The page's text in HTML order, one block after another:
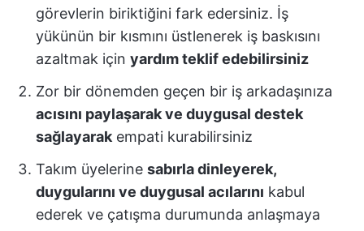
görevlerin biriktiğini fark edersiniz. İş
yükünün bir kısmını üstlenerek iş baskısını
azaltmak için yardım teklif edebilirsiniz
Zor bir dönemden geçen bir iş arkadaşınıza
acısını paylaşarak ve duygusal destek
sağlayarak empati kurabilirsiniz
Takım üyelerine sabırla dinleyerek,
duygularını ve duygusal acılarını kabul
ederek ve çatışma durumunda anlaşmaya